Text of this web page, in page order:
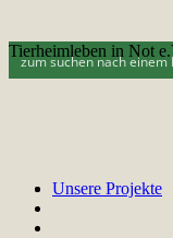
Tierheimleben in Not
Unsere Projekte